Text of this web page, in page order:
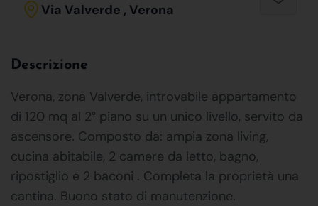
Via Valverde , Verona
Descrizione
Verona, zona Valverde, introvabile appartamento
di 120 mq al 2° piano su un unico livello, servito da
ascensore. Composto da: ampia zona living,
cucina abitabile, 2 camere da letto, bagno,
ripostiglio e 2 baconi . Completa la proprietà una
cantina. Buono stato di manutenzione.